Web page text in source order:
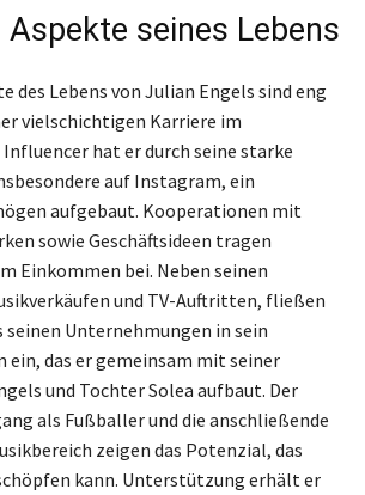
Aspekte seines Lebens
des Lebens von Julian Engels sind eng
vielschichtigen Karriere im
Influencer hat er durch seine starke
auf Instagram, ein
aufgebaut. Kooperationen mit
sowie Geschäftsideen tragen
Einkommen bei. Neben seinen
und TV-Auftritten, fließen
seinen Unternehmungen in sein
ein, das er gemeinsam mit seiner
und Tochter Solea aufbaut. Der
als Fußballer und die anschließende
zeigen das Potenzial, das
kann. Unterstützung erhält er